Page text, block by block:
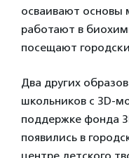
осваивают
работают в
посещают
Два других
школьников с 3D-
поддержке фонда
появились в